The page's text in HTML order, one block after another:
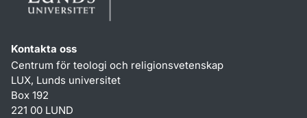
Kontakta oss
Centrum för teologi och religionsvetenskap
LUX, Lunds universitet
Box 192
221 00 LUND